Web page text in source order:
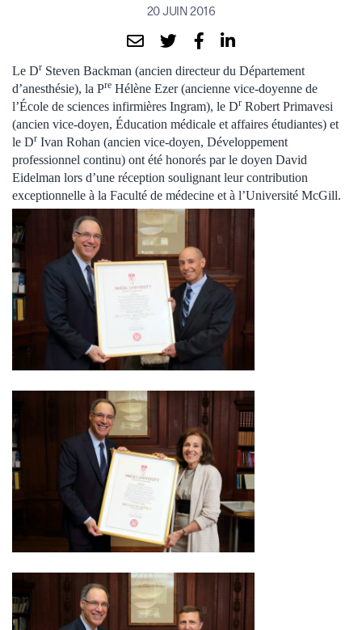
20 JUIN 2016
Le Dr Steven Backman (ancien directeur du Département
d’anesthésie), la Pre Hélène Ezer (ancienne vice-doyenne de
l’École de sciences infirmières Ingram), le Dr Robert Primavesi
(ancien vice-doyen, Éducation médicale et affaires étudiantes) et
le Dr Ivan Rohan (ancien vice-doyen, Développement
professionnel continu) ont été honorés par le doyen David
Eidelman lors d’une réception soulignant leur contribution
exceptionnelle à la Faculté de médecine et à l’Université McGill.